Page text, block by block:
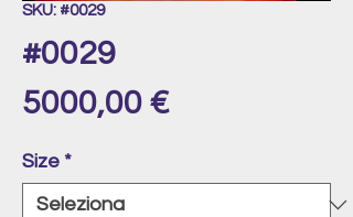
SKU: #0029
#0029
5000,00 €Prezzo
Size *